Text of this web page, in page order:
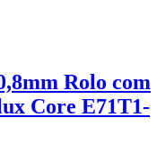
Rolo com
Core E71T1-